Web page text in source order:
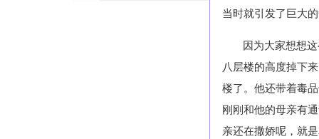
当时就引发了巨大
因为大家想想
八层楼的高度掉下
楼了。他还带着毒
刚刚和他的母亲有
亲还在撒娇呢，就